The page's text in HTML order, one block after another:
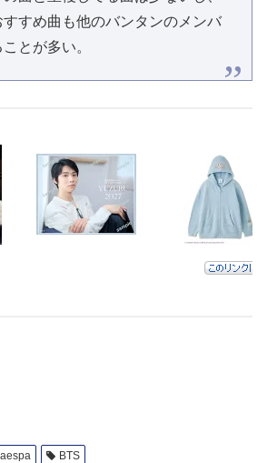
すすめ曲も他のバンタンのメンバ
とが多い。
aespa BTS